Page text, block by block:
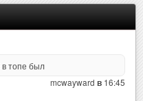
в топе был
mcwayward в 16:45